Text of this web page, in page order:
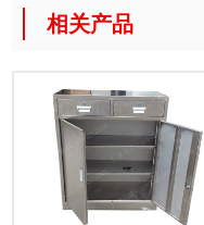
相关产品